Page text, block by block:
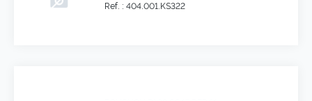
Ref. : 404.001.KS322